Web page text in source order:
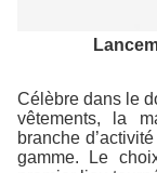
Célèbre dans le
vêtements, la
branche
gamme. Le